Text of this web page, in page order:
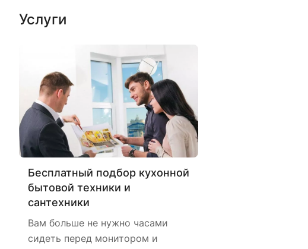
Услуги
Бесплатный подбор кухонной
бытовой техники и
сантехники
Вам больше не нужно часами
сидеть перед монитором и